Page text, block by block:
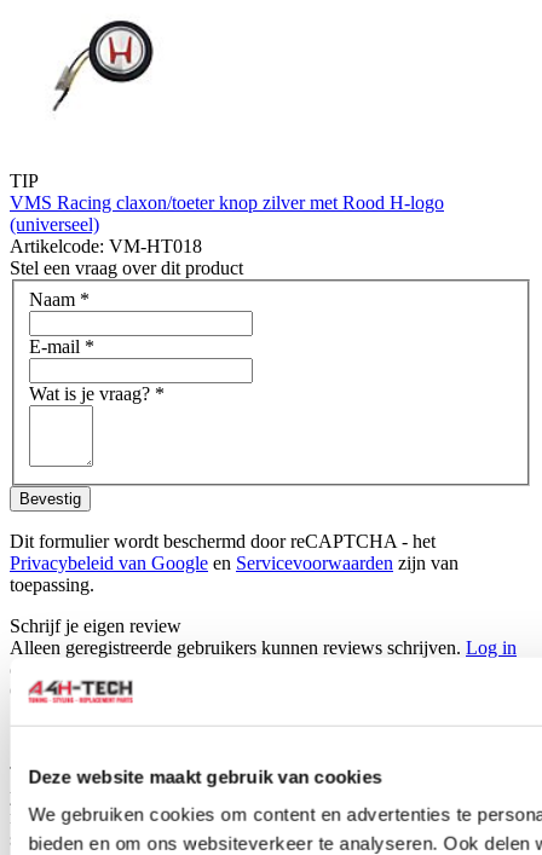
Deze website maakt gebruik van cookies
We gebruiken cookies om content en advertenties te
bieden en om ons websiteverkeer te analyseren. Ook
TIP
VMS Racing claxon/toeter knop zilver met Rood H-logo
(universeel)
Artikelcode: VM-HT018
Stel een vraag over dit product
Naam *
E-mail *
Wat is je vraag? *
Bevestig
Dit formulier wordt beschermd door reCAPTCHA - het
Privacybeleid van Google en Servicevoorwaarden zijn van
toepassing.
Schrijf je eigen review
Alleen geregistreerde gebruikers kunnen reviews schrijven. Log in
of
Omschrijving
Set Premium Velour car mats suitable for your Honda Civic sedan.
These mats are made of beautiful velour, are specially tailored for
your car type and therefore will fit perfectly. H-Gear premium car
mats are made of durable black velour fabric and also have the
standard mounting holes for easy fitting into your car, just like the